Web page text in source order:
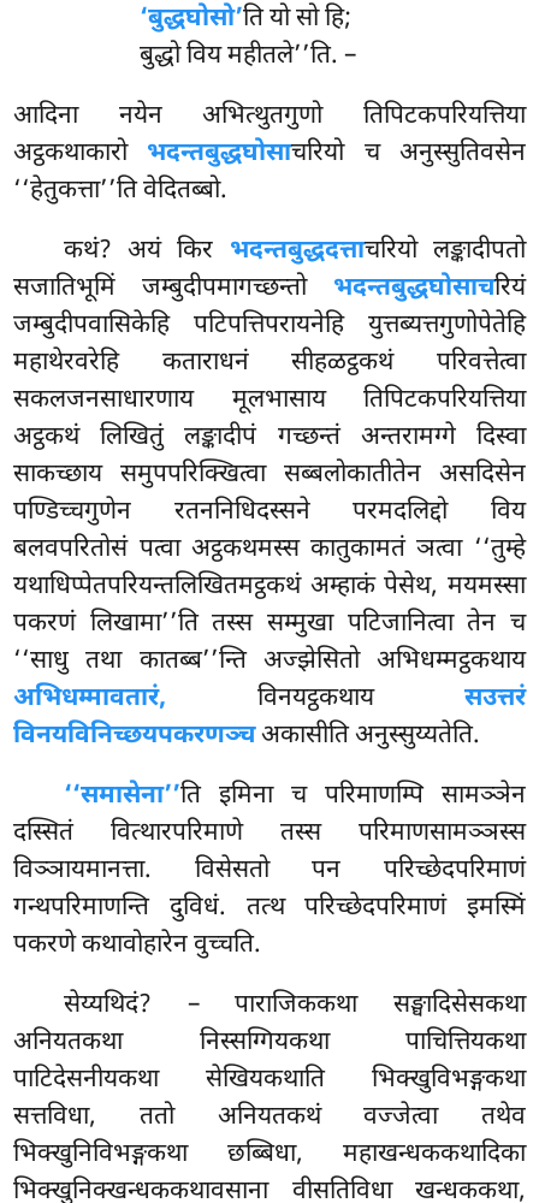
‘बुद्धघोसो’ति यो सो हि;
बुद्धो विय महीतले’’ति. –
आदिना नयेन अभित्थुतगुणो तिपिटकपरियत्तिया
अट्ठकथाकारो भदन्तबुद्धघोसाचरियो च अनुस्सुतिवसेन
‘‘हेतुकत्ता’’ति वेदितब्बो.
कथं? अयं किर भदन्तबुद्धदत्ताचरियो लङ्कादीपतो
सजातिभूमिं जम्बुदीपमागच्छन्तो भदन्तबुद्धघोसाचरियं
जम्बुदीपवासिकेहि पटिपत्तिपरायनेहि युत्तब्यत्तगुणोपेतेहि
महाथेरवरेहि कताराधनं सीहळट्ठकथं परिवत्तेत्वा
सकलजनसाधारणाय मूलभासाय तिपिटकपरियत्तिया
अट्ठकथं लिखितुं लङ्कादीपं गच्छन्तं अन्तरामग्गे दिस्वा
साकच्छाय समुपपरिक्खित्वा सब्बलोकातीतेन असदिसेन
पण्डिच्चगुणेन रतननिधिदस्सने परमदलिद्दो विय
बलवपरितोसं पत्वा अट्ठकथमस्स कातुकामतं ञत्वा ‘‘तुम्हे
यथाधिप्पेतपरियन्तलिखितमट्ठकथं अम्हाकं पेसेथ, मयमस्सा
पकरणं लिखामा’’ति तस्स सम्मुखा पटिजानित्वा तेन च
‘‘साधु तथा कातब्ब’’न्ति अज्झेसितो अभिधम्मट्ठकथाय
अभिधम्मावतारं, विनयट्ठकथाय सउत्तरं
विनयविनिच्छयपकरणञ्चअकासीति अनुस्सुय्यतेति.
‘‘समासेना’’ति इमिना च परिमाणम्पि सामञ्ञेन
दस्सितं वित्थारपरिमाणे तस्स परिमाणसामञ्ञस्स
विञ्ञायमानत्ता. विसेसतो पन परिच्छेदपरिमाणं
गन्थपरिमाणन्ति दुविधं. तत्थ परिच्छेदपरिमाणं इमस्मिं
पकरणे कथावोहारेन वुच्चति.
सेय्यथिदं? – पाराजिककथा सङ्घादिसेसकथा
अनियतकथा निस्सग्गियकथा पाचित्तियकथा
पाटिदेसनीयकथा सेखियकथाति भिक्खुविभङ्गकथा
सत्तविधा, ततो अनियतकथं वज्जेत्वा तथेव
भिक्खुनिविभङ्गकथा छब्बिधा, महाखन्धककथादिका
भिक्खुनिक्खन्धककथावसाना वीसतिविधा खन्धककथा,